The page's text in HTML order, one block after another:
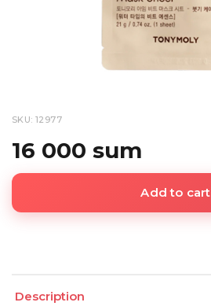
SKU: 12977
16 000 sum
Add to cart
Description